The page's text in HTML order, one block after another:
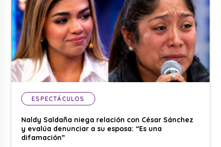
ESPECTÁCULOS
Naldy Saldaña niega relación con César Sánchez
y evalúa denunciar a su esposa: “Es una
difamación”